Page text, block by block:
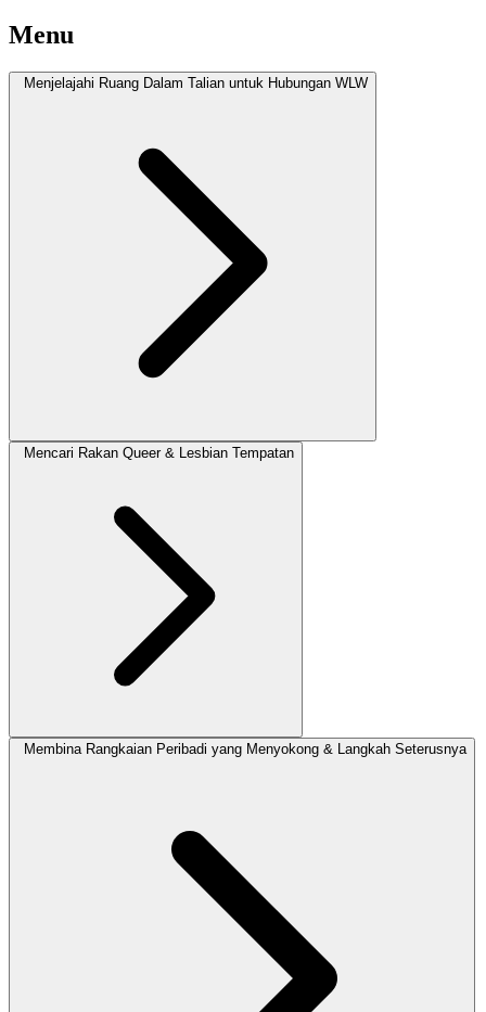
Menu
Menjelajahi Ruang Dalam Talian untuk Hubungan WLW
Mencari Rakan Queer & Lesbian Tempatan
Membina Rangkaian Peribadi yang Menyokong & Langkah Seterusnya